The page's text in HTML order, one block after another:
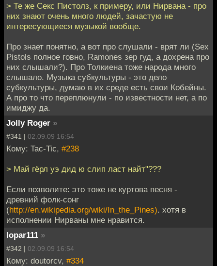
> Те же Секс Пистолз, к примеру, или Нирвана - про
них знают очень много людей, зачастую не
интересующиеся музыкой вообще.
Про знает понятно, а вот про слушали - врят ли (Sex
Pistols полное говно, Ramones зер гуд, а дохрена про
них слышали?). Про Толкиена тоже народа много
слышало. Музыка субкультуры - это дело
субкультуры, думаю в их среде есть свои Кобейны.
А про то что переплюнули - по известности нет, а по
имиджу да.
Jolly Roger »
#341 | 02.09.09 16:54
Кому: Tac-Tic, #238
> Май гёрл уэ дид ю слип ласт найт"???
Если позволите: это тоже не куртова песня -
древний фолк-сонг
(http://en.wikipedia.org/wiki/In_the_Pines). хотя в
исполнении Нирваны мне нравится.
lopar111 »
#342 | 02.09.09 16:54
Кому: doutorcv, #334